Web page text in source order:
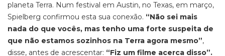
planeta Terra. Num festival em Austin, no Texas, em março,
Spielberg confirmou esta sua conexão. “Não sei mais
nada do que vocês, mas tenho uma forte suspeita de
que não estamos sozinhos na Terra agora mesmo”,
disse, antes de acrescentar: “Fiz um filme acerca disso”.